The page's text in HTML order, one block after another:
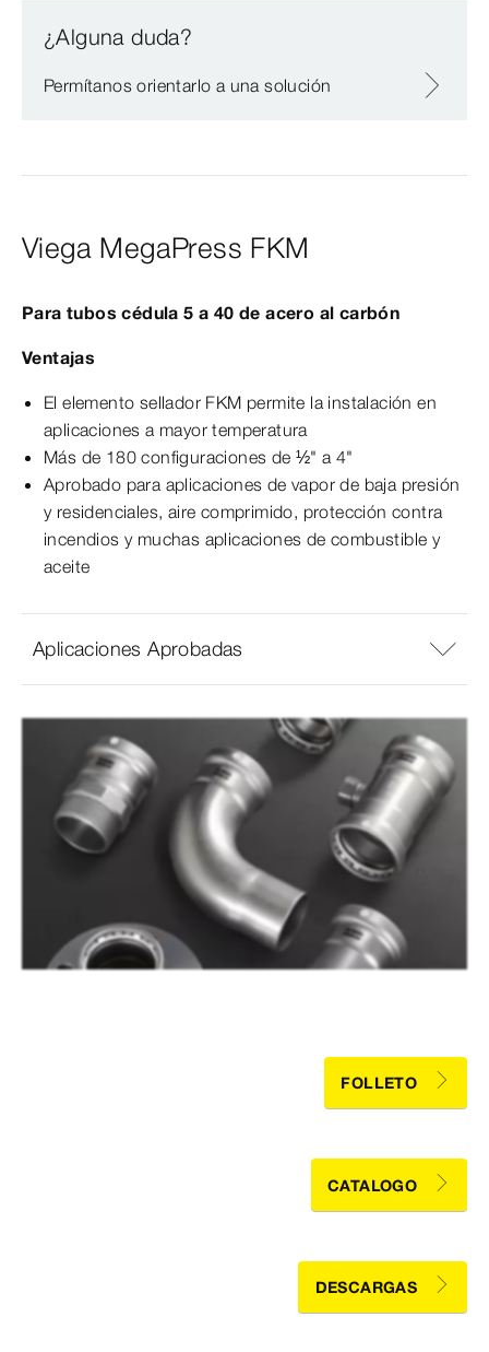
¿Alguna duda?
Permítanos orientarlo a una solución
Viega MegaPress FKM
Para tubos cédula 5 a 40 de acero al carbón
Ventajas
El elemento sellador FKM permite la instalación en
aplicaciones a mayor temperatura
Más de 180 configuraciones de ½" a 4"
Aprobado para aplicaciones de vapor de baja presión
y residenciales, aire comprimido, protección contra
incendios y muchas aplicaciones de combustible y
aceite
Aplicaciones Aprobadas
FOLLETO
CATALOGO
DESCARGAS